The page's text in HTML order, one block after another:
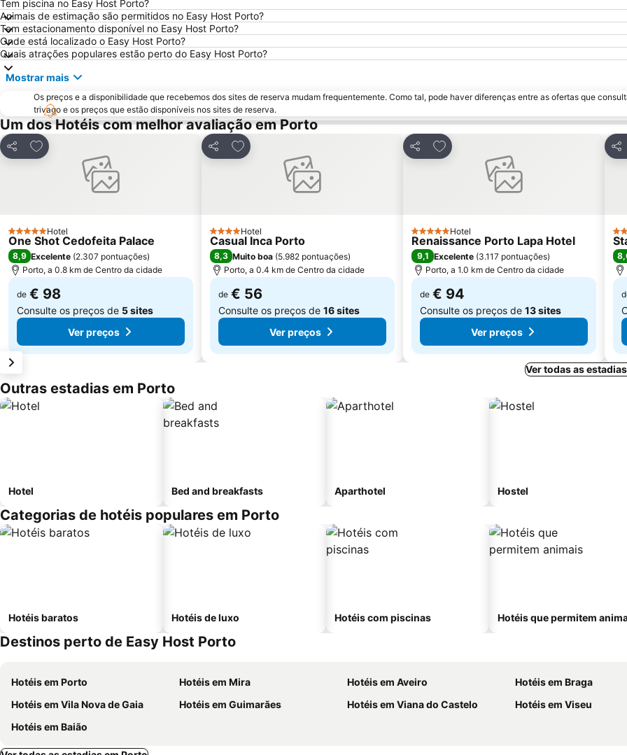
Tem piscina no Easy Host Porto?
Animais de estimação são permitidos no Easy Host Porto?
Tem estacionamento disponível no Easy Host Porto?
Onde está localizado o Easy Host Porto?
Quais atrações populares estão perto do Easy Host Porto?
Mostrar mais
Os preços e a disponibilidade que recebemos dos sites de reserva mudam frequentemente. Como tal, pode haver diferenças entre as ofertas que
trivago e os preços que estão disponíveis nos sites de reserva.
Um dos Hotéis com melhor avaliação em Porto
Partilhar
Adicionar aos favoritos
5 EstrelasHotel
One Shot Cedofeita Palace
8,9 Excelente (2.307 pontuações)
Porto, a 0.8 km de Centro da cidade
de € 98
Consulte os preços de 5 sites
Ver preços
Partilhar
Adicionar aos favoritos
4 Estrelas
Hotel
Casual Inca Porto
8,3 Muito boa (5.982 pontuações)
Porto, a 0.4 km de Centro da cidade
de € 56
Consulte os preços de 16 sites
Ver preços
Partilhar
Adicionar aos favoritos
5 EstrelasHotel
Renaissance Porto Lapa Hotel
9,1 Excelente (3.117 pontuações)
Porto, a 1.0 km de Centro da cidade
de € 94
Consulte os preços de 13 sites
Ver preços
3
Ver todas as
Outras estadias em Porto
Hotel Bed and breakfasts Aparthotel Hostel
Categorias de hotéis populares em Porto
Hotéis baratos Hotéis de luxo Hotéis com piscinas Hotéis que permitem
Destinos perto de Easy Host Porto
Hotéis em Porto Hotéis em Mira Hotéis em Aveiro
Hotéis em Braga
Hotéis em Vila Nova de Gaia
Hotéis em Guimarães Hotéis em Viana do Castelo
Hotéis em Viseu
Hotéis em Baião